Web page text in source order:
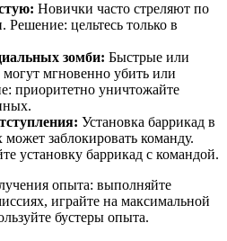
Новички часто стреляют по
Решение: цельтесь только в
зомби: Быстрые или
мгновенно убить или
приоритетно уничтожайте
Установка баррикад в
заблокировать команду.
установку баррикад с командой.
опыта: выполняйте
играйте на максимальной
бустеры опыта.